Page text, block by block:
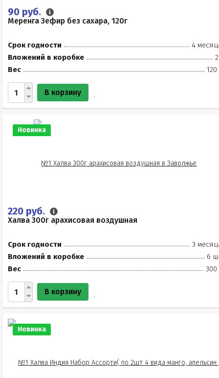
90 руб.
Меренга Зефир без сахара, 120г
Срок годности
4
Вложений в коробке
Вес
120
В корзину
Новинка
220 руб.
Халва 300г арахисовая воздушная
Срок годности
3
Вложений в коробке
6
Вес
300
В корзину
Новинка